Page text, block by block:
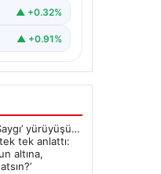
▲ +0.32%
▲ +0.91%
yürüyüşü…
tek anlattı:
altına,